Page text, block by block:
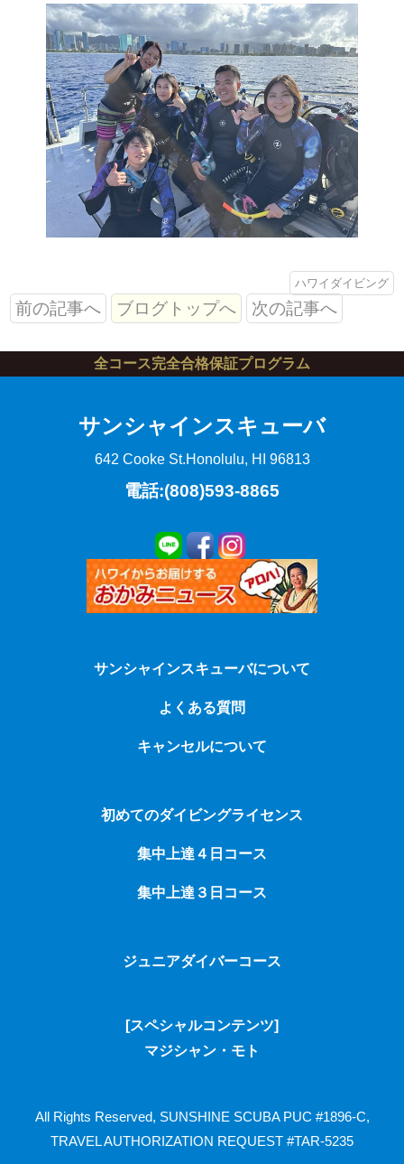
ハワイダイビング
前の記事へ ブログトップへ 次の記事へ
全コース完全合格保証プログラム
サンシャインスキューバ
642 Cooke St.Honolulu, HI 96813
電話:(808)593-8865
サンシャインスキューバについて
よくある質問
キャンセルについて
初めてのダイビングライセンス
集中上達４日コース
集中上達３日コース
ジュニアダイバーコース
[スペシャルコンテンツ]
マジシャン・モト
All Rights Reserved, SUNSHINE SCUBA PUC #1896-C,
TRAVEL AUTHORIZATION REQUEST #TAR-5235